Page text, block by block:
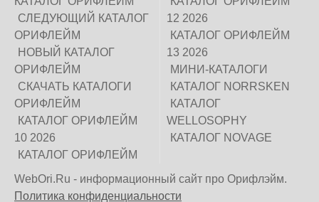
СЛЕДУЮЩИЙ КАТАЛОГ
ОРИФЛЕЙМ
НОВЫЙ КАТАЛОГ
ОРИФЛЕЙМ
СКАЧАТЬ КАТАЛОГИ
ОРИФЛЕЙМ
КАТАЛОГ ОРИФЛЕЙМ
10 2026
КАТАЛОГ ОРИФЛЕЙМ
12 2026
КАТАЛОГ ОРИФЛЕЙМ
13 2026
МИНИ-КАТАЛОГИ
КАТАЛОГ NORRSKEN
КАТАЛОГ
WELLOSOPHY
КАТАЛОГ NOVAGE
WebOri.Ru - информационный сайт про Орифлэйм.
Политика конфиденциальности